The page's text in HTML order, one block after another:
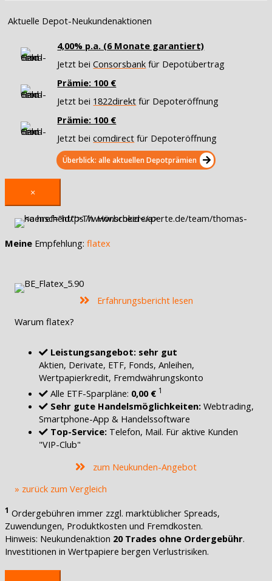
Aktuelle Depot-Neukundenaktionen
4,00% p.a. (6 Monate garantiert)
Jetzt beiConsorsbank für Depotübertrag
Prämie: 100 €
Jetzt bei 1822direkt für Depoteröffnung
Prämie: 100 €
Jetzt beicomdirect für Depoteröffnung
Überblick: alle aktuellen Depotprämien
×
Meine Empfehlung: flatex
Erfahrungsbericht lesen
Warum flatex?
Leistungsangebot: sehr gut
Aktien, Derivate, ETF, Fonds, Anleihen,
Wertpapierkredit, Fremdwährungskonto
Alle ETF-Sparpläne: 0,00 € 1
Sehr gute Handelsmöglichkeiten: Webtrading,
Smartphone-App & Handelssoftware
Top-Service: Telefon, Mail. Für aktive Kunden
"VIP-Club"
zum Neukunden-Angebot
» zurück zum Vergleich
1 Ordergebühren immer zzgl. marktüblicher Spreads,
Zuwendungen, Produktkosten und Fremdkosten.
Hinweis: Neukundenaktion 20 Trades ohne Ordergebühr.
Investitionen in Wertpapiere bergen Verlustrisiken.